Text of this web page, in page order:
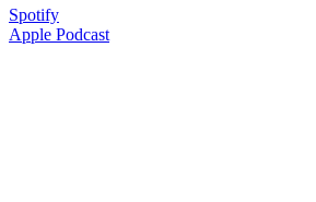
Spotify
Apple Podcast